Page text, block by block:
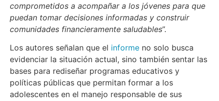
comprometidos a acompañar a los jóvenes para que
puedan tomar decisiones informadas y construir
comunidades financieramente saludables”.
Los autores señalan que el informe no solo busca
evidenciar la situación actual, sino también sentar las
bases para rediseñar programas educativos y
políticas públicas que permitan formar a los
adolescentes en el manejo responsable de sus